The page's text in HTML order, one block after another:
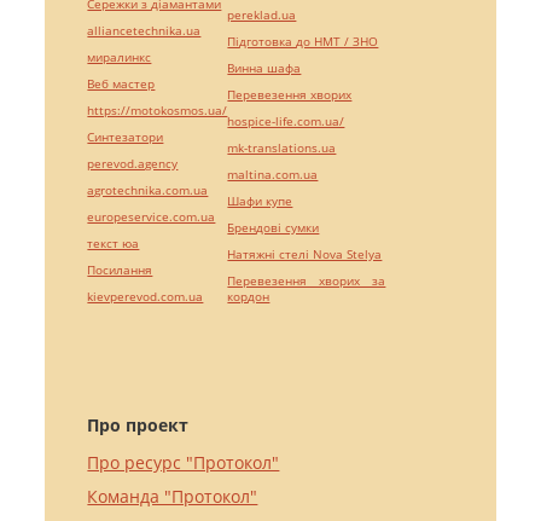
Про проект
Про ресурс "Протокол"
Команда "Протокол"
Сережки з діамантами
alliancetechnika.ua
миралинкс
Веб мастер
https://motokosmos.ua/
Синтезатори
perevod.agency
agrotechnika.com.ua
europeservice.com.ua
текст юа
Посилання
kievperevod.com.ua
pereklad.ua
Підготовка до НМТ / ЗНО
Винна шафа
Перевезення хворих
hospice-life.com.ua/
mk-translations.ua
maltina.com.ua
Шафи купе
Брендові сумки
Натяжні стелі Nova Stelya
Перевезення хворих за
кордон